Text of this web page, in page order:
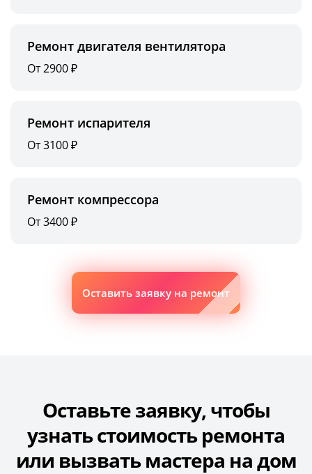
Ремонт двигателя вентилятора
От 2900 ₽
Ремонт испарителя
От 3100 ₽
Ремонт компрессора
От 3400 ₽
Оставить заявку на ремонт
Оставьте заявку, чтобы
узнать стоимость ремонта
или вызвать мастера на дом